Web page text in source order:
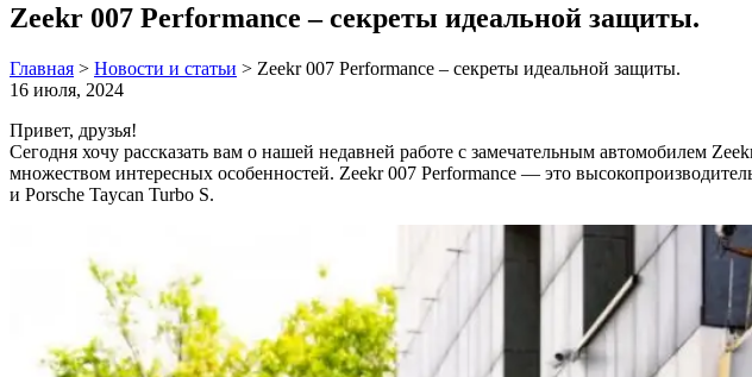
Zeekr 007 Performance – секреты идеальной защиты.
Главная > Новости и статьи > Zeekr 007 Performance – секреты идеальной защиты.
16 июля, 2024
Привет, друзья!
Сегодня хочу рассказать вам о нашей недавней работе с замечательным автомобилем
множеством интересных особенностей. Zeekr 007 Performance — это
и Porsche Taycan Turbo S.